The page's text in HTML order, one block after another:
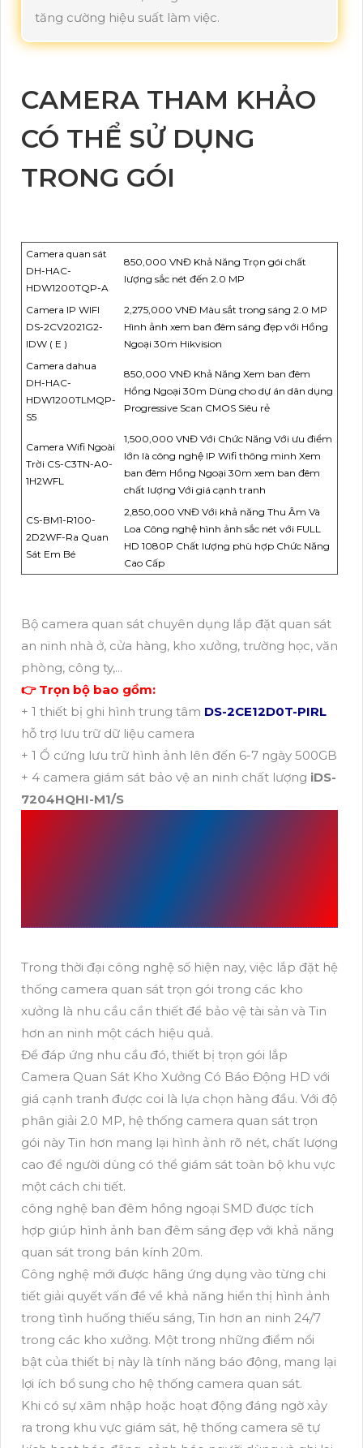
tăng cường hiệu suất làm việc.
CAMERA THAM KHẢO
CÓ THỂ SỬ DỤNG
TRONG GÓI
Camera quan sát
DH-HAC-
HDW1200TQP-A
850,000 VNĐ Khả Năng Trọn gói chất
lượng sắc nét đến 2.0 MP
Camera IP WIFI
DS-2CV2021G2-
IDW ( E )
2,275,000 VNĐ Màu sắt trong sáng 2.0 MP
Hình ảnh xem ban đêm sáng đẹp với Hồng
Ngoại 30m Hikvision
Camera dahua
DH-HAC-
HDW1200TLMQP-
S5
850,000 VNĐ Khả Năng Xem ban đêm
Hồng Ngoại 30m Dùng cho dự án dân dụng
Progressive Scan CMOS Siêu rẻ
Camera Wifi Ngoài
Trời CS-C3TN-A0-
1H2WFL
1,500,000 VNĐ Với Chức Năng Với ưu điểm
lớn là công nghệ IP Wifi thông minh Xem
ban đêm Hồng Ngoại 30m xem ban đêm
chất lượng Với giá cạnh tranh
CS-BM1-R100-
2D2WF-Ra Quan
Sát Em Bé
2,850,000 VNĐ Với khả năng Thu Âm Và
Loa Công nghệ hình ảnh sắc nét với FULL
HD 1080P Chất lượng phù hợp Chức Năng
Cao Cấp
Bộ camera quan sát chuyên dụng lắp đặt quan sát
an ninh nhà ở, cửa hàng, kho xưởng, trường học, văn
phòng, công ty,...
👉 Trọn bộ bao gồm:
+ 1 thiết bị ghi hình trung tâm DS-2CE12D0T-PIRL
hỗ trợ lưu trữ dữ liệu camera
+ 1 Ổ cứng lưu trữ hình ảnh lên đến 6-7 ngày 500GB
+ 4 camera giám sát bảo vệ an ninh chất lượng iDS-
7204HQHI-M1/S
Trong thời đại công nghệ số hiện nay, việc lắp đặt hệ
thống camera quan sát trọn gói trong các kho
xưởng là nhu cầu cần thiết để bảo vệ tài sản và Tin
hơn an ninh một cách hiệu quả.
Để đáp ứng nhu cầu đó, thiết bị trọn gói lắp
Camera Quan Sát Kho Xưởng Có Báo Động HD với
giá cạnh tranh được coi là lựa chọn hàng đầu. Với độ
phân giải 2.0 MP, hệ thống camera quan sát trọn
gói này Tin hơn mang lại hình ảnh rõ nét, chất lượng
cao để người dùng có thể giám sát toàn bộ khu vực
một cách chi tiết.
công nghệ ban đêm hồng ngoại SMD được tích
hợp giúp hình ảnh ban đêm sáng đẹp với khả năng
quan sát trong bán kính 20m.
Công nghệ mới được hãng ứng dụng vào từng chi
tiết giải quyết vấn đề về khả năng hiển thị hình ảnh
trong tình huống thiếu sáng, Tin hơn an ninh 24/7
trong các kho xưởng. Một trong những điểm nổi
bật của thiết bị này là tính năng báo động, mang lại
lợi ích bổ sung cho hệ thống camera quan sát.
Khi có sự xâm nhập hoặc hoạt động đáng ngờ xảy
ra trong khu vực giám sát, hệ thống camera sẽ tự